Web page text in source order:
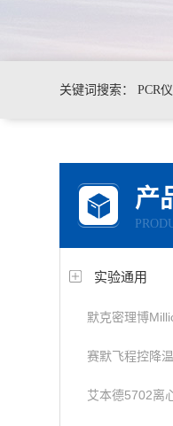
关键词搜索： PCR
产
实验通用
默克密理博
赛默飞程控降
艾本德5702离